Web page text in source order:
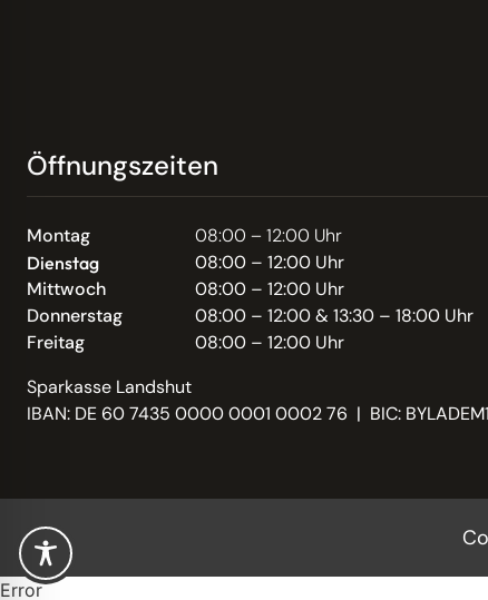
Öffnungszeiten
Montag 08:00 – 12:00 Uhr
Dienstag
08:00 – 12:00 Uhr
Mittwoch
08:00 – 12:00 Uhr
Donnerstag
08:00 – 12:00 & 13:30 – 18:00 Uhr
Freitag
08:00 – 12:00 Uhr
Sparkasse Landshut
IBAN: DE 60 7435 0000 0001 0002 76 | BIC:
Error